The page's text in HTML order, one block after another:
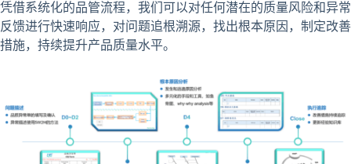
凭借系统化的品管流程，我们可以对任何潜在的质量风险和异常
反馈进行快速响应，对问题追根溯源，找出根本原因，制定改善
措施，持续提升产品质量水平。